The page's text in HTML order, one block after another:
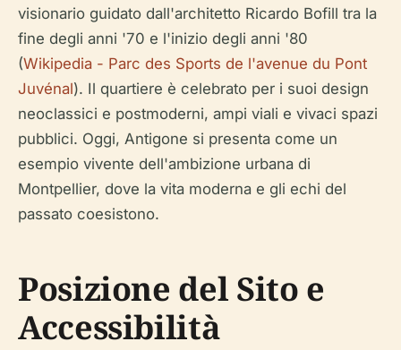
visionario guidato dall'architetto Ricardo Bofill tra la
fine degli anni '70 e l'inizio degli anni '80
(Wikipedia - Parc des Sports de l'avenue du Pont
Juvénal). Il quartiere è celebrato per i suoi design
neoclassici e postmoderni, ampi viali e vivaci spazi
pubblici. Oggi, Antigone si presenta come un
esempio vivente dell'ambizione urbana di
Montpellier, dove la vita moderna e gli echi del
passato coesistono.
Posizione del Sito e
Accessibilità